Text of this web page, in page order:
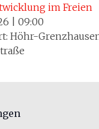
im Freien
09:00
Höhr-